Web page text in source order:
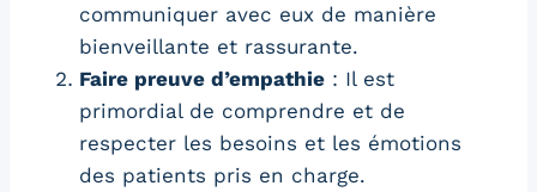
communiquer avec eux de manière
bienveillante et rassurante.
Faire preuve d’empathie : Il est
primordial de comprendre et de
respecter les besoins et les émotions
des patients pris en charge.